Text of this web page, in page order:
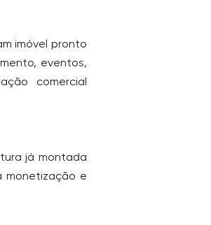
imóvel pronto
eventos,
comercial
já montada
monetização e